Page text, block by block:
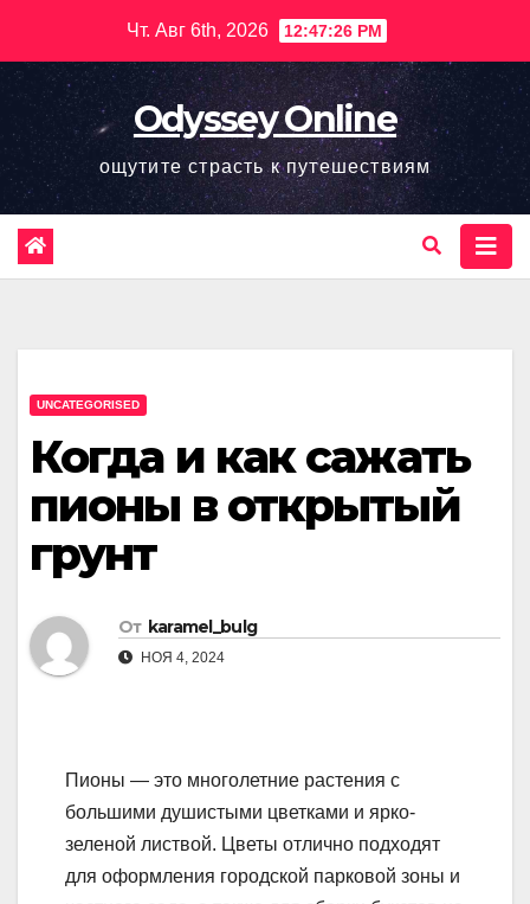
содержимому
Чт. Авг 6th, 2026 12:47:27 PM
Odyssey Online
ощутите страсть к путешествиям
UNCATEGORISED
Когда и как сажать
пионы в открытый
грунт
От karamel_bulg
НОЯ 4, 2024
Пионы — это многолетние растения с
большими душистыми цветками и ярко-
зеленой листвой. Цветы отлично подходят
для оформления городской парковой зоны и